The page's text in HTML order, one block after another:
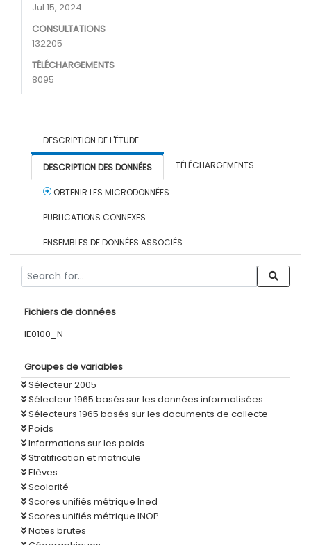
Jul 15, 2024
CONSULTATIONS
132205
TÉLÉCHARGEMENTS
8095
DESCRIPTION DE L'ÉTUDE
DESCRIPTION DES DONNÉES TÉLÉCHARGEMENTS
OBTENIR LES MICRODONNÉES
PUBLICATIONS CONNEXES
ENSEMBLES DE DONNÉES ASSOCIÉS
Fichiers de données
IE0100_N
Groupes de variables
Sélecteur 2005
Sélecteur 1965 basés sur les données informatisées
Sélecteurs 1965 basés sur les documents de collecte
Poids
Informations sur les poids
Stratification et matricule
Elèves
Scolarité
Scores unifiés métrique Ined
Scores unifiés métrique INOP
Notes brutes